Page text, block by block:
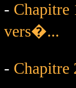
-
vers�...
- Chapitre